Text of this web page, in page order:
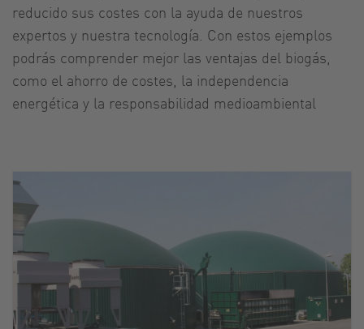
reducido sus costes con la ayuda de nuestros
expertos y nuestra tecnología. Con estos ejemplos
podrás comprender mejor las ventajas del biogás,
como el ahorro de costes, la independencia
energética y la responsabilidad medioambiental